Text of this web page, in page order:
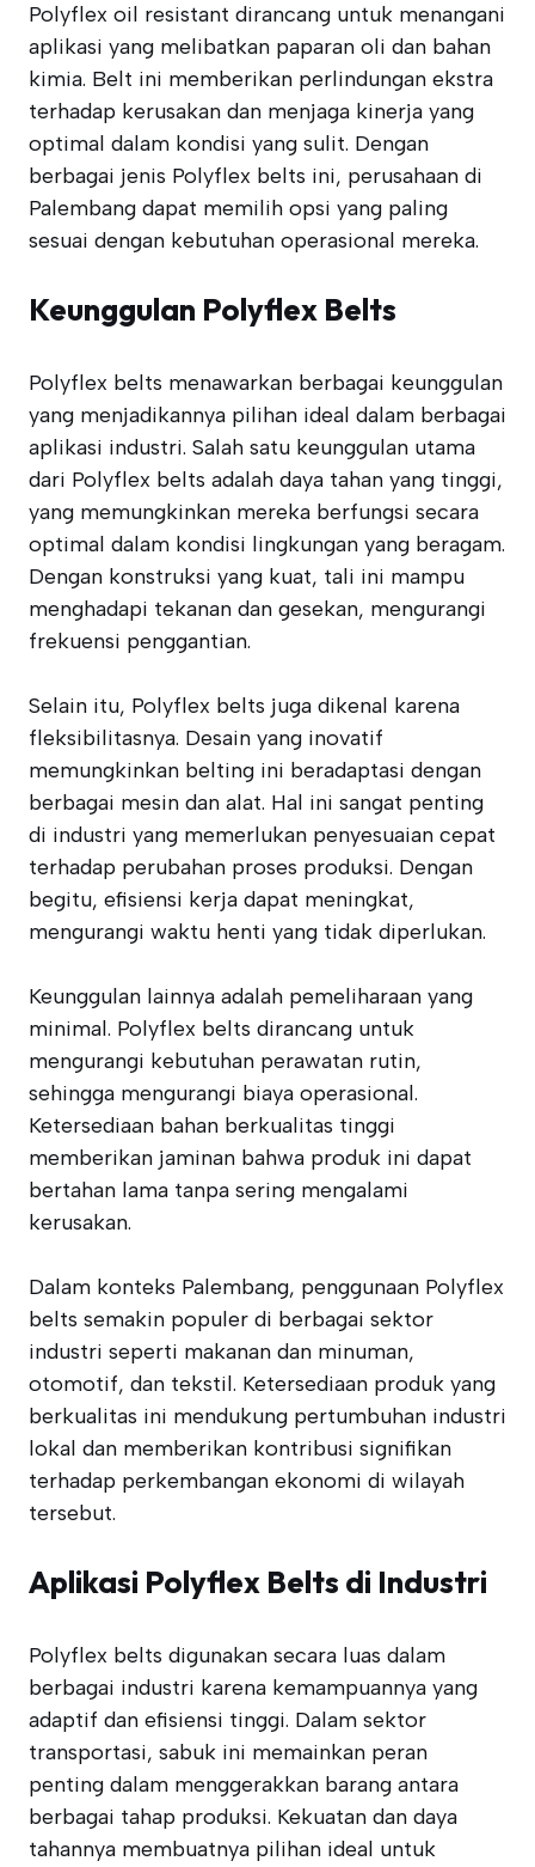
Polyflex oil resistant dirancang untuk menangani
aplikasi yang melibatkan paparan oli dan bahan
kimia. Belt ini memberikan perlindungan ekstra
terhadap kerusakan dan menjaga kinerja yang
optimal dalam kondisi yang sulit. Dengan
berbagai jenis Polyflex belts ini, perusahaan di
Palembang dapat memilih opsi yang paling
sesuai dengan kebutuhan operasional mereka.
Keunggulan Polyflex Belts
Polyflex belts menawarkan berbagai keunggulan
yang menjadikannya pilihan ideal dalam berbagai
aplikasi industri. Salah satu keunggulan utama
dari Polyflex belts adalah daya tahan yang tinggi,
yang memungkinkan mereka berfungsi secara
optimal dalam kondisi lingkungan yang beragam.
Dengan konstruksi yang kuat, tali ini mampu
menghadapi tekanan dan gesekan, mengurangi
frekuensi penggantian.
Selain itu, Polyflex belts juga dikenal karena
fleksibilitasnya. Desain yang inovatif
memungkinkan belting ini beradaptasi dengan
berbagai mesin dan alat. Hal ini sangat penting
di industri yang memerlukan penyesuaian cepat
terhadap perubahan proses produksi. Dengan
begitu, efisiensi kerja dapat meningkat,
mengurangi waktu henti yang tidak diperlukan.
Keunggulan lainnya adalah pemeliharaan yang
minimal. Polyflex belts dirancang untuk
mengurangi kebutuhan perawatan rutin,
sehingga mengurangi biaya operasional.
Ketersediaan bahan berkualitas tinggi
memberikan jaminan bahwa produk ini dapat
bertahan lama tanpa sering mengalami
kerusakan.
Dalam konteks Palembang, penggunaan Polyflex
belts semakin populer di berbagai sektor
industri seperti makanan dan minuman,
otomotif, dan tekstil. Ketersediaan produk yang
berkualitas ini mendukung pertumbuhan industri
lokal dan memberikan kontribusi signifikan
terhadap perkembangan ekonomi di wilayah
tersebut.
Aplikasi Polyflex Belts di Industri
Polyflex belts digunakan secara luas dalam
berbagai industri karena kemampuannya yang
adaptif dan efisiensi tinggi. Dalam sektor
transportasi, sabuk ini memainkan peran
penting dalam menggerakkan barang antara
berbagai tahap produksi. Kekuatan dan daya
tahannya membuatnya pilihan ideal untuk